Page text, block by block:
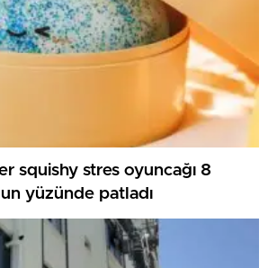
squishy stres oyuncağı 8
yüzünde patladı